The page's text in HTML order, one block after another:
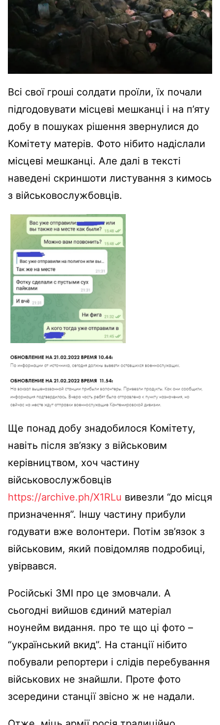
Всі свої гроші солдати проїли, їх почали
підгодовувати місцеві мешканці і на п’яту
добу в пошуках рішення звернулися до
Комітету матерів. Фото нібито надіслали
місцеві мешканці. Але далі в тексті
наведені скриншоти листування з кимось
з військовослужбовців.
Ще понад добу знадобилося Комітету,
навіть після зв’язку з військовим
керівництвом, хоч частину
військовослужбовців
https://archive.ph/X1RLu вивезли “до місця
призначення”. Іншу частину прибули
годувати вже волонтери. Потім зв’язок з
військовим, який повідомляв подробиці,
увірвався.
Російські ЗМІ про це змовчали. А
сьогодні вийшов єдиний матеріал
ноунейм видання. про те що ці фото –
“український вкид”. На станції нібито
побували репортери і слідів перебування
військових не знайшли. Проте фото
зсередини станції звісно ж не надали.